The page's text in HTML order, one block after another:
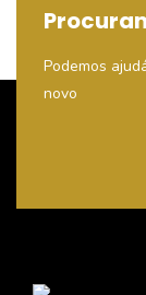
Podemos
novo